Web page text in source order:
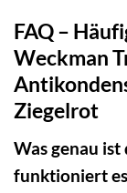
FAQ –
Weckman
Ziegelrot
Was genau
funktioniert